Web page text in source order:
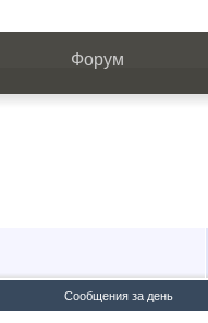
Форум
Сообщения за день